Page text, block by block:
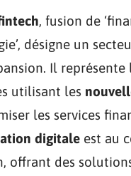
, fusion de
désigne un
Il représente
utilisant les
les services
digitale est au
offrant des